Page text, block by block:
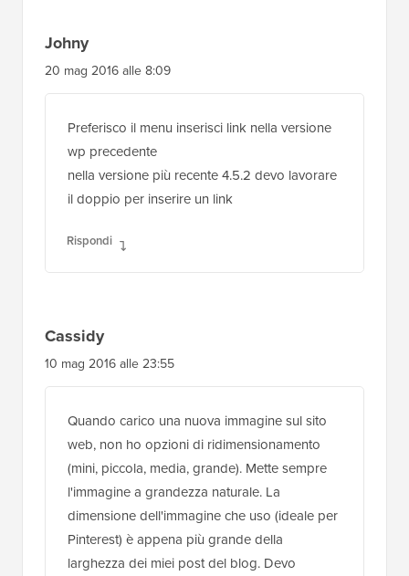
Johny
20 mag 2016 alle 8:09
Preferisco il menu inserisci link nella versione
wp precedente
nella versione più recente 4.5.2 devo lavorare
il doppio per inserire un link
Rispondi
Cassidy
10 mag 2016 alle 23:55
Quando carico una nuova immagine sul sito
web, non ho opzioni di ridimensionamento
(mini, piccola, media, grande). Mette sempre
l'immagine a grandezza naturale. La
dimensione dell'immagine che uso (ideale per
Pinterest) è appena più grande della
larghezza dei miei post del blog. Devo